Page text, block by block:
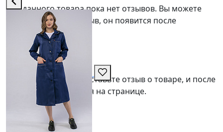
Для данного товара пока нет отзывов. Вы можете
оставить первый отзыв, он появится после
модерации.
Оценить товар
Отзывов пока нет
Оставьте отзыв о товаре, и после
проверки он появится на странице.